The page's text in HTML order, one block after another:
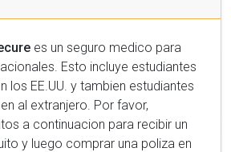
es un seguro medico para
Esto incluye estudiantes
los EE.UU. y tambien estudiantes
Por favor,
a continuacion para recibir un
y luego comprar una poliza en